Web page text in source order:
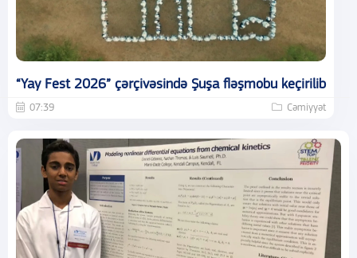
“Yay Fest 2026” çərçivəsində Şuşa fləşmobu keçirilib
07:39 Cəmiyyət